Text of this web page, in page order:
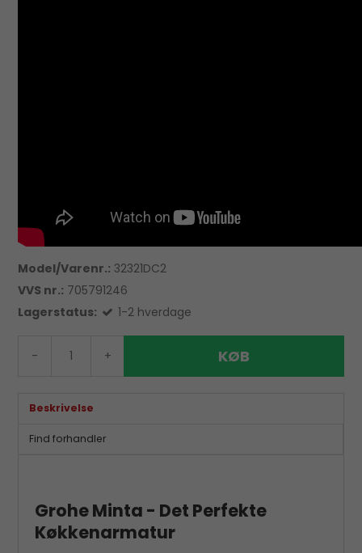
Model/Varenr.: 32321DC2
VVS nr.: 705791246
Lagerstatus:
1-2 hverdage
- + KØB
Beskrivelse
Find forhandler
Grohe Minta - Det Perfekte
Køkkenarmatur